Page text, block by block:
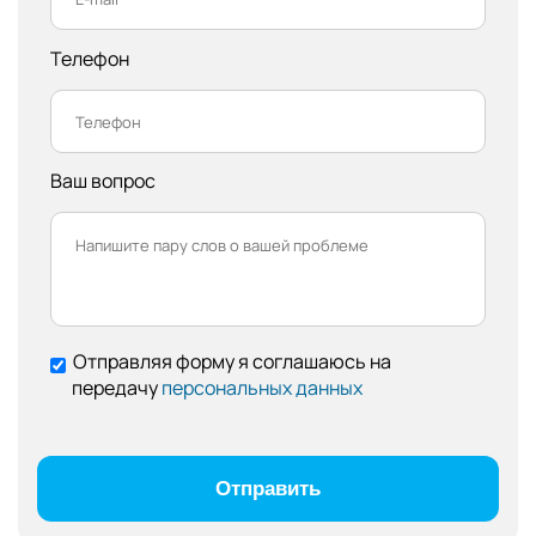
Телефон
Ваш вопрос
Отправляя форму я соглашаюсь на
передачуперсональных данных